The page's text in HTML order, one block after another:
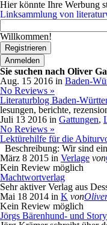
Hier könnte Ihre Werbung
Linksammlung von
Wonach
suchen
Sie?
Willkommen!
Registrieren
Anmelden
Sie suchen nach Oliver
Aug. 15 2016 in Baden-
No Reviews »
Literaturblog Baden-
lesungen, berichte,
Juli 13 2016 in Gattungen,
No Reviews »
Lektürehilfe für die
Beschreibung: Wir sind
März 8 2015 in Verlage von
Kein Review möglich
Machtwortverlag
Sehr aktiver Verlag aus
Mai 18 2014 in K von
Kein Review möglich
Jörgs Bärenhund- und